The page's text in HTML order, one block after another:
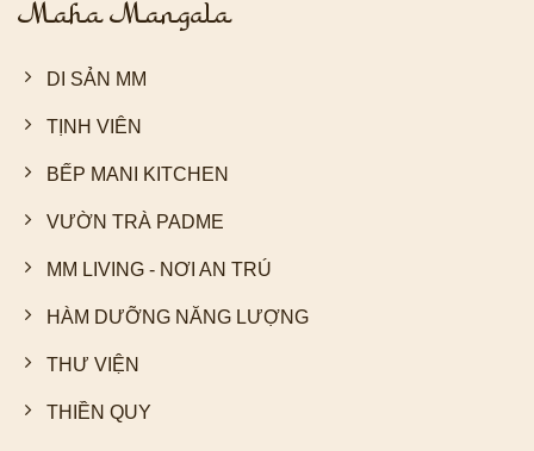
Maha Mangala
DI SẢN MM
TỊNH VIÊN
BẾP MANI KITCHEN
VƯỜN TRÀ PADME
MM LIVING - NƠI AN TRÚ
HÀM DƯỠNG NĂNG LƯỢNG
THƯ VIỆN
THIỀN QUY